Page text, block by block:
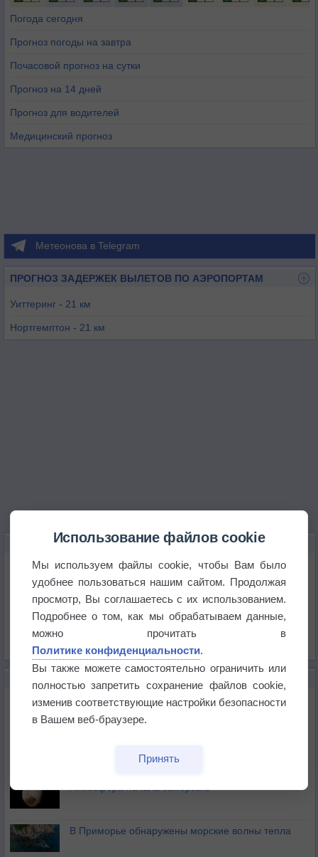
Погода сегодня
Прогноз погоды на завтра
Почасовой прогноз на сутки
Прогноз на 14 дней
Прогноз для водителей
Медицинский прогноз
Метеонова в Telegram
ПРОГНОЗ ЗАДЕРЖЕК ВЫЛЕТОВ ПО АЭРОПОРТАМ
Уиттеринг - 21 км
Нортгемптон - 21 км
КАРТЫ ПОГОДЫ В КОРБИ
Температура
Давление
Осадки
Список всех карт
Космическая погода влияет на транспорт
Атмосфера начала замерзать
В Приморье обнаружены морские волны тепла
Использование файлов cookie
Мы используем файлы cookie, чтобы Вам было
удобнее пользоваться нашим сайтом. Продолжая
просмотр, Вы соглашаетесь с их использованием.
Подробнее о том, как мы обрабатываем данные,
можно прочитать в
Политике конфиденциальности.
Вы также можете самостоятельно ограничить или
полностью запретить сохранение файлов cookie,
изменив соответствующие настройки безопасности
в Вашем веб-браузере.
Принять